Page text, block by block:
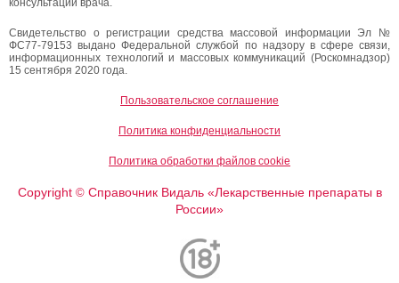
консультации врача.
Свидетельство о регистрации средства массовой информации Эл №
ФС77-79153 выдано Федеральной службой по надзору в сфере связи,
информационных технологий и массовых коммуникаций (Роскомнадзор)
15 сентября 2020 года.
Пользовательское соглашение
Политика конфиденциальности
Политика обработки файлов cookie
Copyright ©Справочник Видаль «Лекарственные препараты в
России»